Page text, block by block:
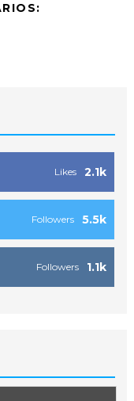
2.1k
Likes
5.5k
Followers
1.1k
Followers